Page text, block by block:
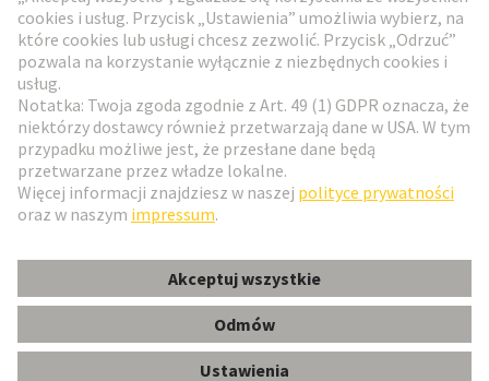
Social Media
Polski
© HARTING Technology Group
WydawcaPolityka ochrony danych
Informacje dla klientów